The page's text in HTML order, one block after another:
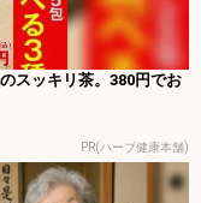
スッキリ茶。380円でお
PR(ハーブ健康本舗)